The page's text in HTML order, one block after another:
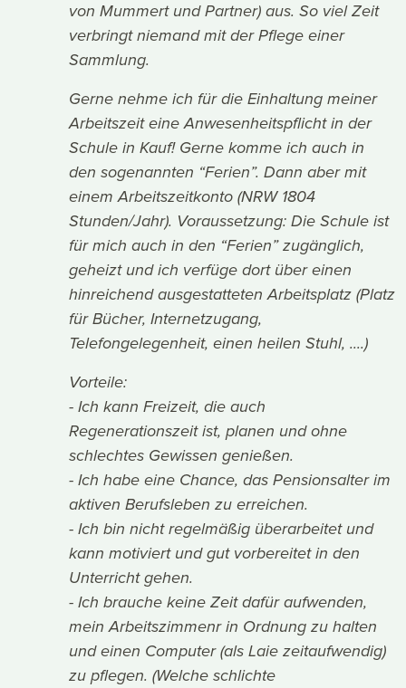
von Mummert und Partner) aus. So viel Zeit
verbringt niemand mit der Pflege einer
Sammlung.
Gerne nehme ich für die Einhaltung meiner
Arbeitszeit eine Anwesenheitspflicht in der
Schule in Kauf! Gerne komme ich auch in
den sogenannten “Ferien”. Dann aber mit
einem Arbeitszeitkonto (NRW 1804
Stunden/Jahr). Voraussetzung: Die Schule ist
für mich auch in den “Ferien” zugänglich,
geheizt und ich verfüge dort über einen
hinreichend ausgestatteten Arbeitsplatz (Platz
für Bücher, Internetzugang,
Telefongelegenheit, einen heilen Stuhl, ....)
Vorteile:
- Ich kann Freizeit, die auch
Regenerationszeit ist, planen und ohne
schlechtes Gewissen genießen.
- Ich habe eine Chance, das Pensionsalter im
aktiven Berufsleben zu erreichen.
- Ich bin nicht regelmäßig überarbeitet und
kann motiviert und gut vorbereitet in den
Unterricht gehen.
- Ich brauche keine Zeit dafür aufwenden,
mein Arbeitszimmenr in Ordnung zu halten
und einen Computer (als Laie zeitaufwendig)
zu pflegen. (Welche schlichte